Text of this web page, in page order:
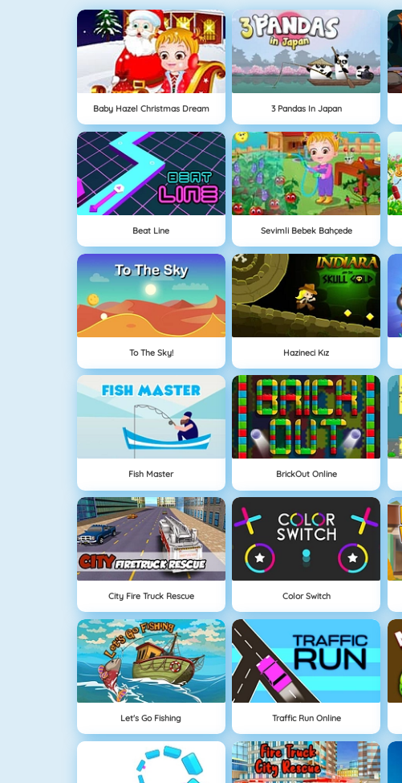
Baby Hazel Christmas Dream 3 Pandas In Japan
Beat Line Sevimli Bebek Bahçede
To The Sky! Hazineci Kız
Fish Master BrickOut Online
City Fire Truck Rescue Color Switch
Let's Go Fishing Traffic Run Online